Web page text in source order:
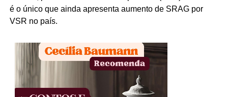
é o único que ainda apresenta aumento de SRAG por
VSR no país.